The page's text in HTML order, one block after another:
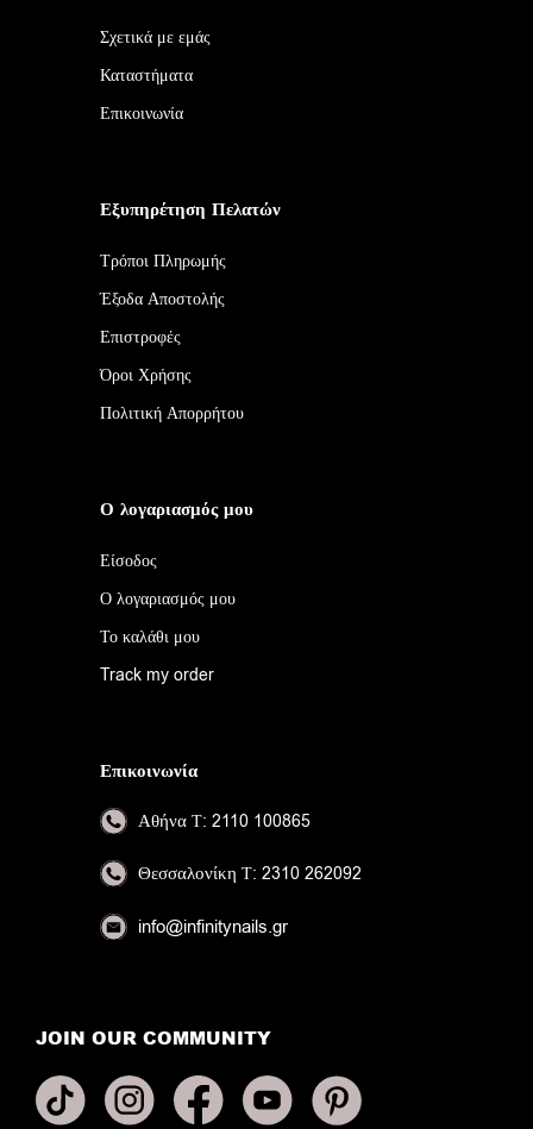
Σχετικά με εμάς
Καταστήματα
Επικοινωνία
Εξυπηρέτηση Πελατών
Τρόποι Πληρωμής
Έξοδα Αποστολής
Επιστροφές
Όροι Χρήσης
Πολιτική Απορρήτου
Ο λογαριασμός μου
Είσοδος
Ο λογαριασμός μου
Το καλάθι μου
Track my order
Επικοινωνία
ΑθήναΤ: 2110 100865
ΘεσσαλονίκηΤ: 2310 262092
info@infinitynails.gr
JOIN OUR COMMUNITY